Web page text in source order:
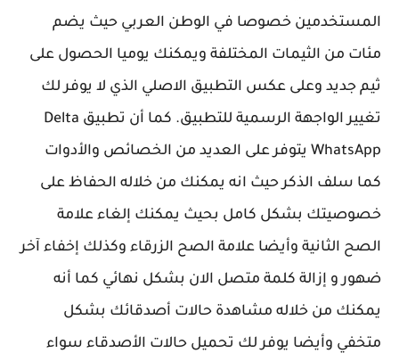
المستخدمين خصوصا في الوطن العربي حيث يضم
مئات من الثيمات المختلفة ويمكنك يوميا الحصول على
ثيم جديد وعلى عكس التطبيق الاصلي الذي لا يوفر لك
تغيير الواجهة الرسمية للتطبيق. كما أن تطبيق Delta
WhatsApp يتوفر على العديد من الخصائص والأدوات
كما سلف الذكر حيث انه يمكنك من خلاله الحفاظ على
خصوصيتك بشكل كامل بحيث يمكنك إلغاء علامة
الصح الثانية وأيضا علامة الصح الزرقاء وكذلك إخفاء آخر
ضهور و إزالة كلمة متصل الان بشكل نهائي كما أنه
يمكنك من خلاله مشاهدة حالات أصدقائك بشكل
متخفي وأيضا يوفر لك تحميل حالات الأصدقاء سواء